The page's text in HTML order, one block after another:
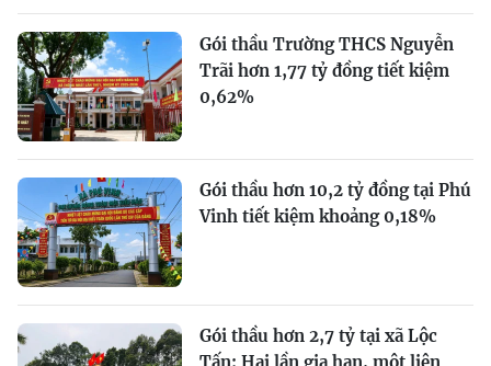
Gói thầu Trường THCS Nguyễn
Trãi hơn 1,77 tỷ đồng tiết kiệm
0,62%
Gói thầu hơn 10,2 tỷ đồng tại Phú
Vinh tiết kiệm khoảng 0,18%
Gói thầu hơn 2,7 tỷ tại xã Lộc